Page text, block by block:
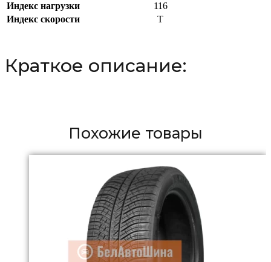
Индекс нагрузки
116
Индекс скорости
T
Краткое описание:
Похожие товары